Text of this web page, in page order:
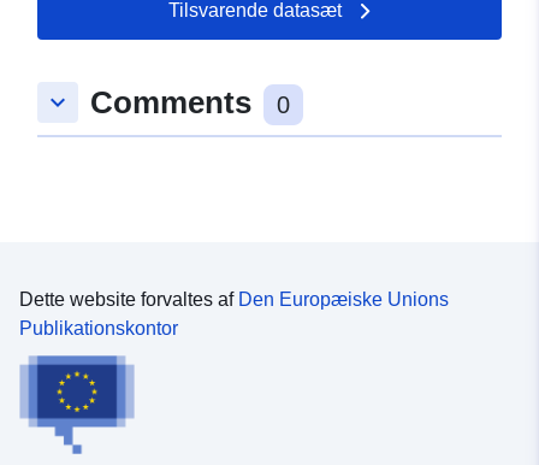
Tilsvarende datasæt
keyboard_arrow_down Comments 0
Dette website forvaltes af Den Europæiske Unions
Publikationskontor